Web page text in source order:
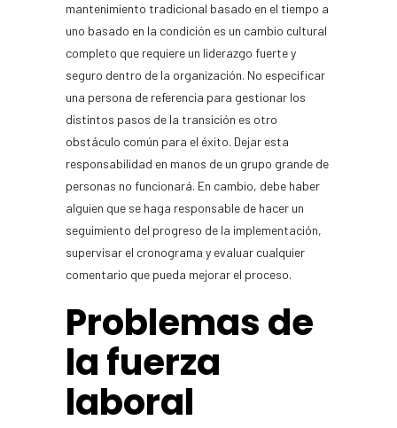
mantenimiento tradicional basado en el tiempo a
uno basado en la condición es un cambio cultural
completo que requiere un liderazgo fuerte y
seguro dentro de la organización. No especificar
una persona de referencia para gestionar los
distintos pasos de la transición es otro
obstáculo común para el éxito. Dejar esta
responsabilidad en manos de un grupo grande de
personas no funcionará. En cambio, debe haber
alguien que se haga responsable de hacer un
seguimiento del progreso de la implementación,
supervisar el cronograma y evaluar cualquier
comentario que pueda mejorar el proceso.
Problemas de
la fuerza
laboral